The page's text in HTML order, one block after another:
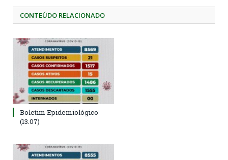
CONTEÚDO RELACIONADO
Boletim Epidemiológico
(13.07)